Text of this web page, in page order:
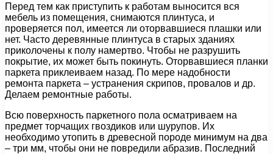
Перед тем как приступить к работам выносится вся
мебель из помещения, снимаются плинтуса, и
проверяется пол, имеется ли оторвавшиеся плашки или
нет. Часто деревянные плинтуса в старых зданиях
приколочены к полу намертво. Чтобы не разрушить
покрытие, их может быть покинуть. Оторвавшиеся планки
паркета приклеиваем назад. По мере надобности
ремонта паркета – устранения скрипов, провалов и др.
Делаем ремонтные работы.
Всю поверхность паркетного пола осматриваем на
предмет торчащих гвоздиков или шурупов. Их
необходимо утопить в древесной породе минимум на два
– три мм, чтобы они не повредили абразив. Последний